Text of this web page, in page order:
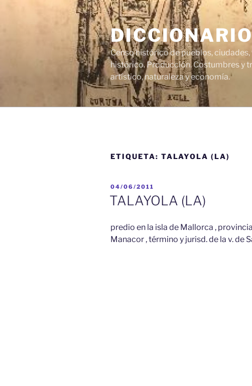
Censo histórico de pueblos,
histórico. Producción. Costumbres y
artístico, naturaleza y economía.
ETIQUETA: TALAYOLA (LA)
PUBLICADO
EL
04/06/2011
TALAYOLA (LA)
predio en la isla de Mallorca ,
Manacor , término y jurisd. de la v. de